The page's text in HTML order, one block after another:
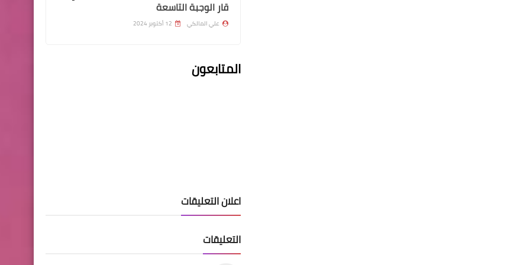
اسماء االرعاية الاجتماعية
الرافدين يحدد موعد اطلاق
قار الوجبة التاسعة
علي المالكي 12 أكتوبر 2024
المتابعون
اعلان التعليقات
التعليقات